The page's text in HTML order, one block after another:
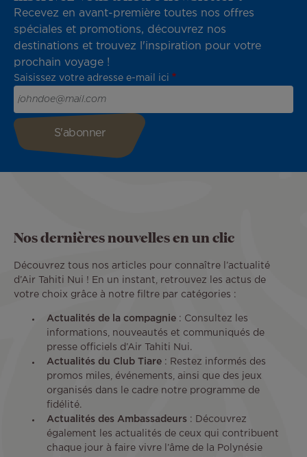
Recevez en avant-première toutes nos offres
spéciales et promotions, découvrez nos
destinations et trouvez l'inspiration pour votre
prochain voyage !
Saisissez votre adresse e-mail ici
Nos dernières nouvelles en un clic
Découvrez tous nos articles pour connaître l’actualité
d’Air Tahiti Nui ! En un instant, retrouvez les actus de
votre choix grâce à notre filtre par catégories :
Actualités de la compagnie : Consultez les
informations, nouveautés et communiqués de
presse officiels d’Air Tahiti Nui.
Actualités du Club Tiare : Restez informés des
promos miles, événements, ainsi que des jeux
organisés dans le cadre notre programme de
fidélité.
Actualités des Ambassadeurs : Découvrez
également les actualités de ceux qui contribuent
chaque jour à faire vivre l’âme de la Polynésie